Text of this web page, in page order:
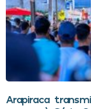
Arapiraca